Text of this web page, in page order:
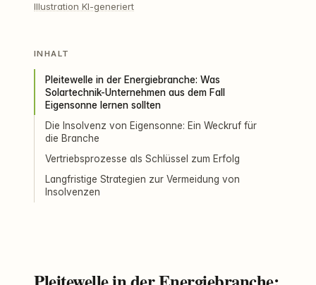
Illustration KI-generiert
INHALT
Pleitewelle in der Energiebranche: Was
Solartechnik-Unternehmen aus dem Fall
Eigensonne lernen sollten
Die Insolvenz von Eigensonne: Ein Weckruf für
die Branche
Vertriebsprozesse als Schlüssel zum Erfolg
Langfristige Strategien zur Vermeidung von
Insolvenzen